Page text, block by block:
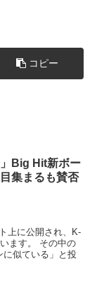
コピー
」Big Hit新ボー
集まるも賛否
上に公開され、K-
ます。 その中の
に似ている」と投